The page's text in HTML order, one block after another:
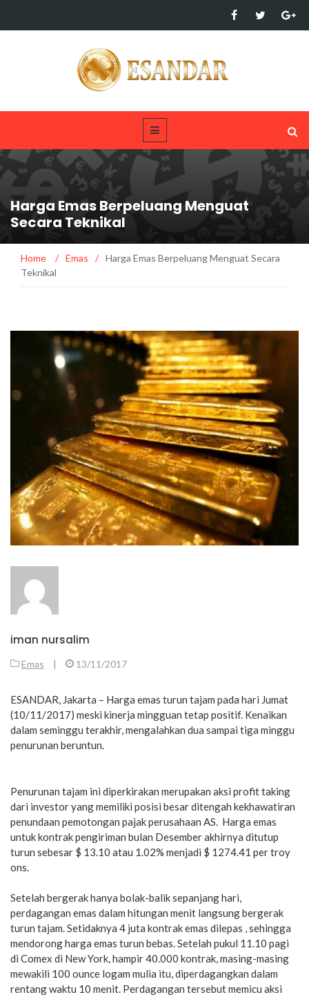
Harga Emas Berpeluang Menguat
Secara Teknikal
Home / Emas / Harga Emas Berpeluang Menguat Secara
Teknikal
iman nursalim
Emas | 13/11/2017
ESANDAR, Jakarta – Harga emas turun tajam pada hari Jumat
(10/11/2017) meski kinerja mingguan tetap positif. Kenaikan
dalam seminggu terakhir, mengalahkan dua sampai tiga minggu
penurunan beruntun.
Penurunan tajam ini diperkirakan merupakan aksi profit taking
dari investor yang memiliki posisi besar ditengah kekhawatiran
penundaan pemotongan pajak perusahaan AS. Harga emas
untuk kontrak pengiriman bulan Desember akhirnya ditutup
turun sebesar $ 13.10 atau 1.02% menjadi $ 1274.41 per troy
ons.
Setelah bergerak hanya bolak-balik sepanjang hari,
perdagangan emas dalam hitungan menit langsung bergerak
turun tajam. Setidaknya 4 juta kontrak emas dilepas , sehingga
mendorong harga emas turun bebas. Setelah pukul 11.10 pagi
di Comex di New York, hampir 40.000 kontrak, masing-masing
mewakili 100 ounce logam mulia itu, diperdagangkan dalam
rentang waktu 10 menit. Perdagangan tersebut memicu aksi